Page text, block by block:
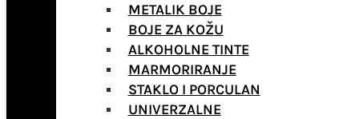
METALIK BOJE
BOJE ZA KOŽU
ALKOHOLNE TINTE
MARMORIRANJE
STAKLO I PORCULAN
UNIVERZALNE